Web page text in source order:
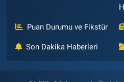
Puan Durumu ve Fikstür
Son Dakika Haberleri